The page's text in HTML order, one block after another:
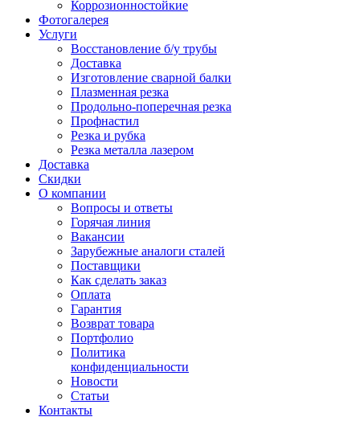
Коррозионностойкие
Фотогалерея
Услуги
Восстановление б/у трубы
Доставка
Изготовление сварной балки
Плазменная резка
Продольно-поперечная резка
Профнастил
Резка и рубка
Резка металла лазером
Доставка
Скидки
О компании
Вопросы и ответы
Горячая линия
Вакансии
Зарубежные аналоги сталей
Поставщики
Как сделать заказ
Оплата
Гарантия
Возврат товара
Портфолио
Политика
конфиденциальности
Новости
Статьи
Контакты